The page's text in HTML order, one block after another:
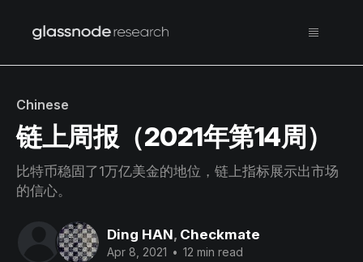
Chinese
链上周报（2021年第14周）
比特币稳固了1万亿美金的地位，链上指标展示出市场
的信心。
Ding HAN, Checkmate
Apr 8, 2021 • 12 min read